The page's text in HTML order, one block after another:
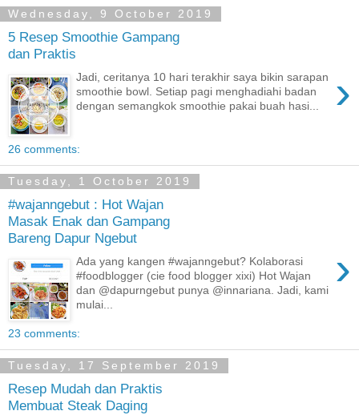
Wednesday, 9 October 2019
5 Resep Smoothie Gampang
dan Praktis
›
Jadi, ceritanya 10 hari terakhir saya bikin sarapan
smoothie bowl. Setiap pagi menghadiahi badan
dengan semangkok smoothie pakai buah hasi...
26 comments:
Tuesday, 1 October 2019
#wajanngebut : Hot Wajan
Masak Enak dan Gampang
Bareng Dapur Ngebut
›
Ada yang kangen #wajanngebut? Kolaborasi
#foodblogger (cie food blogger xixi) Hot Wajan
dan @dapurngebut punya @innariana. Jadi, kami
mulai...
23 comments:
Tuesday, 17 September 2019
Resep Mudah dan Praktis
Membuat Steak Daging